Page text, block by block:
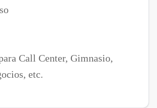
Call Center, Gimnasio,
etc.